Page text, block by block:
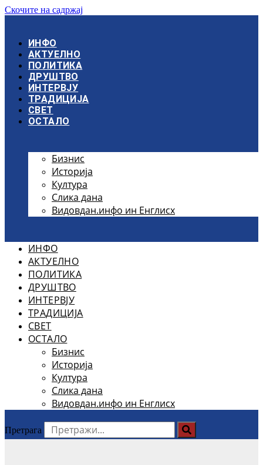
Скочите на садржај
ИНФО
АКТУЕЛНО
ПОЛИТИКА
ДРУШТВО
ИНТЕРВЈУ
ТРАДИЦИЈА
СВЕТ
ОСТАЛО
Бизнис
Историја
Култура
Слика дана
Видовдан.инфо ин Енглисх
ИНФО
АКТУЕЛНО
ПОЛИТИКА
ДРУШТВО
ИНТЕРВЈУ
ТРАДИЦИЈА
СВЕТ
ОСТАЛО
Бизнис
Историја
Култура
Слика дана
Видовдан.инфо ин Енглисх
Претрага